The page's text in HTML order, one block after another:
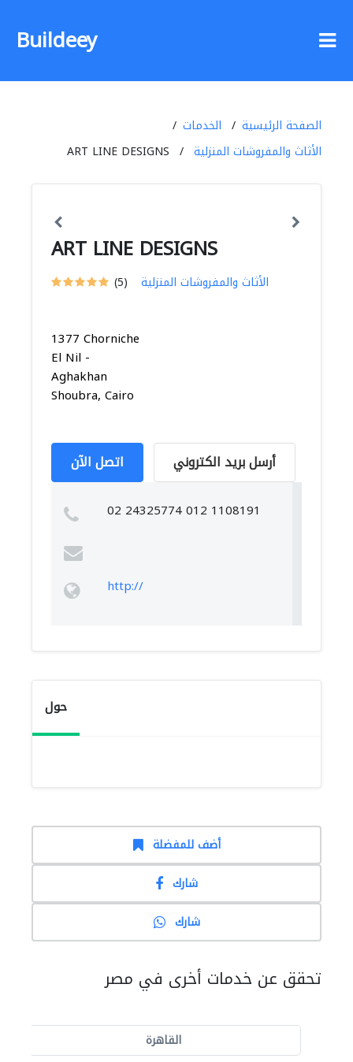
Buildeey
الصفحة الرئيسية
الخدمات
الأثاث والمفروشات المنزلية
ART LINE DESIGNS
ART LINE DESIGNS
(5) الأثاث والمفروشات المنزلية
1377 Chorniche
El Nil -
Aghakhan
Shoubra, Cairo
اتصل الآن أرسل بريد الكتروني
02 24325774 012 1108191
http://
حول
أضف للمفضلة
شارك
شارك
تحقق عن خدمات أخرى في مصر
القاهرة